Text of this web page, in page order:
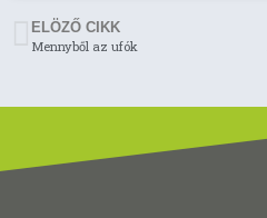
ELÖZŐ CIKK
Mennyből az ufók